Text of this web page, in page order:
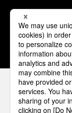
2
パナソニ